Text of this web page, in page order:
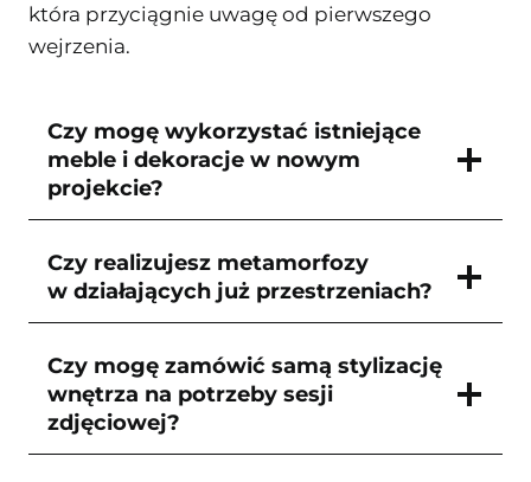
która przyciągnie uwagę od pierwszego
wejrzenia.
Czy mogę wykorzystać istniejące
meble i dekoracje w nowym
projekcie?
Czy realizujesz metamorfozy
w działających już przestrzeniach?
Czy mogę zamówić samą stylizację
wnętrza na potrzeby sesji
zdjęciowej?